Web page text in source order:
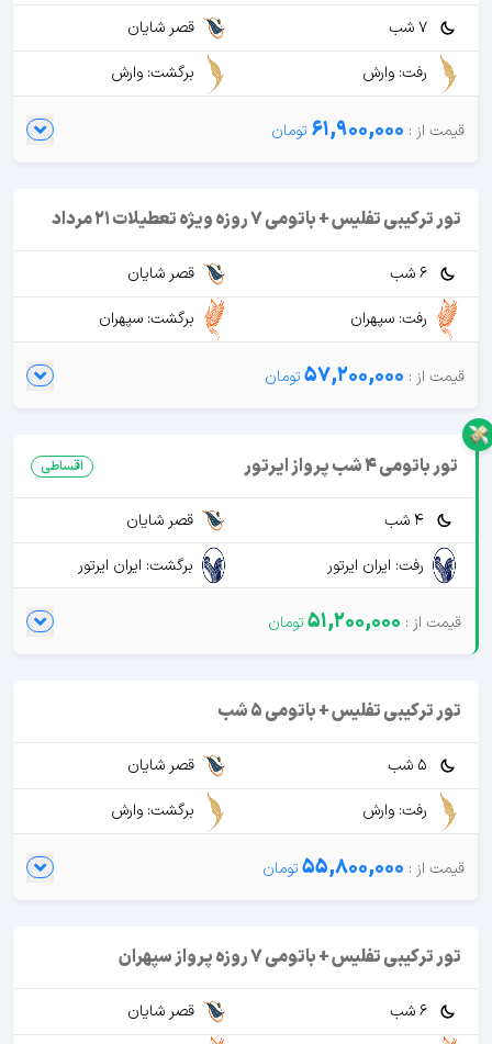
7 شب
قصر شایان
رفت: وارش
برگشت: وارش
61,900,000
تور ترکیبی تفلیس + باتومی 7 روزه ویژه تعطیلات 21 مرداد
6 شب
قصر شایان
رفت: سپهران
برگشت: سپهران
57,200,000
تور باتومی 4 شب پرواز ایرتور اقساطی
4 شب
قصر شایان
رفت: ایران ایرتور
برگشت: ایران ایرتور
51,200,000
تور ترکیبی تفلیس + باتومی 5 شب
5 شب
قصر شایان
رفت: وارش
برگشت: وارش
55,800,000
تور ترکیبی تفلیس + باتومی 7 روزه پرواز سپهران
6 شب قصر شایان